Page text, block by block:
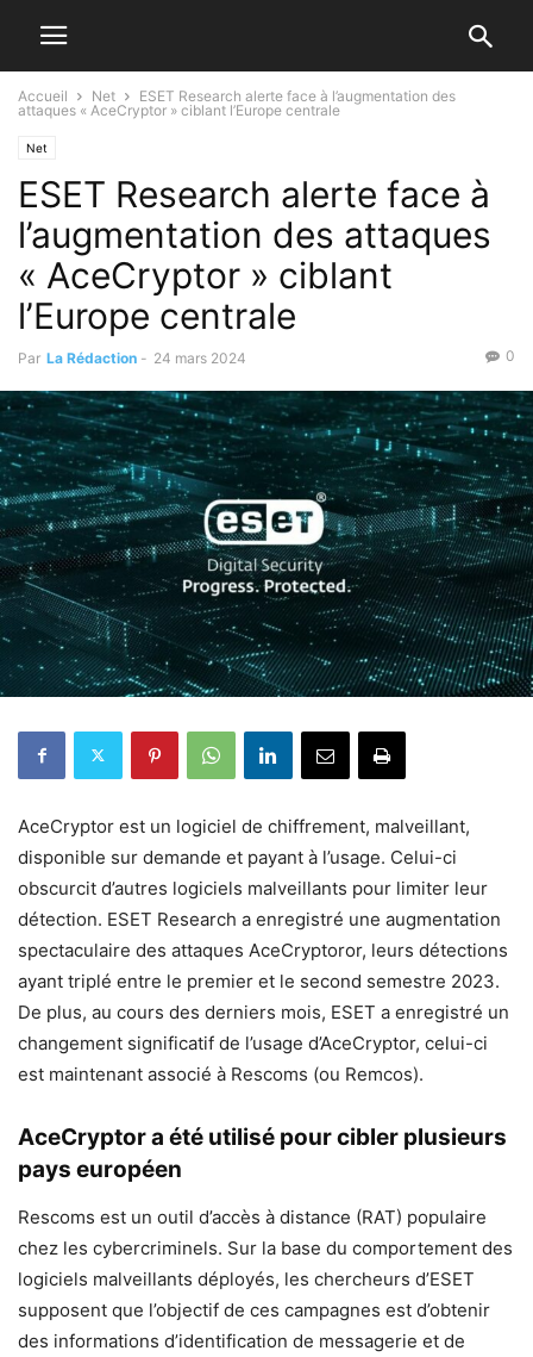
Accueil Net
ESET Research alerte face à l’augmentation des
attaques « AceCryptor » ciblant l’Europe centrale
Net
ESET Research alerte face à
l’augmentation des attaques
« AceCryptor » ciblant
l’Europe centrale
Par La Rédaction - 24 mars 2024 0
AceCryptor est un logiciel de chiffrement, malveillant,
disponible sur demande et payant à l’usage. Celui-ci
obscurcit d’autres logiciels malveillants pour limiter leur
détection. ESET Research a enregistré une augmentation
spectaculaire des attaques AceCryptoror, leurs détections
ayant triplé entre le premier et le second semestre 2023.
De plus, au cours des derniers mois, ESET a enregistré un
changement significatif de l’usage d’AceCryptor, celui-ci
est maintenant associé à Rescoms (ou Remcos).
AceCryptor a été utilisé pour cibler plusieurs
pays européen
Rescoms est un outil d’accès à distance (RAT) populaire
chez les cybercriminels. Sur la base du comportement des
logiciels malveillants déployés, les chercheurs d’ESET
supposent que l’objectif de ces campagnes est d’obtenir
des informations d’identification de messagerie et de